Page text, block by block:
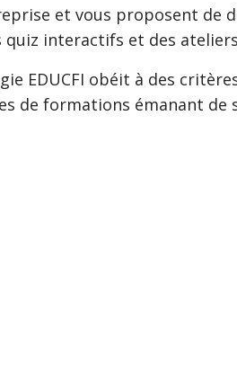
et vous proposent de
interactifs et des
EDUCFI obéit à des
de formations émanant de